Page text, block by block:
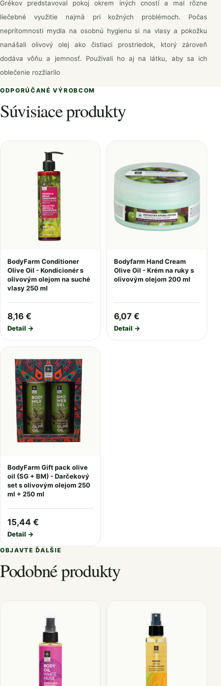
Grékov predstavoval pokoj okrem iných cností a mal rôzne
liečebné využitie najmä pri kožných problémoch. Počas
neprítomnosti mydla na osobnú hygienu si na vlasy a pokožku
nanášali olivový olej ako čistiaci prostriedok, ktorý zároveň
dodáva vôňu a jemnosť. Používali ho aj na látku, aby sa ich
oblečenie rozžiarilo
ODPORÚČANÉ VÝROBCOM
Súvisiace produkty
BodyFarm Conditioner
Olive Oil - Kondicionér s
olivovým olejom na suché
vlasy 250 ml
8,16 €
Detail →
Bodyfarm Hand Cream
Olive Oil - Krém na ruky s
olivovým olejom 200 ml
6,07 €
Detail →
BodyFarm Gift pack olive
oil (SG + BM) - Darčekový
set s olivovým olejom 250
ml + 250 ml
15,44 €
Detail →
OBJAVTE ĎALŠIE
Podobné produkty